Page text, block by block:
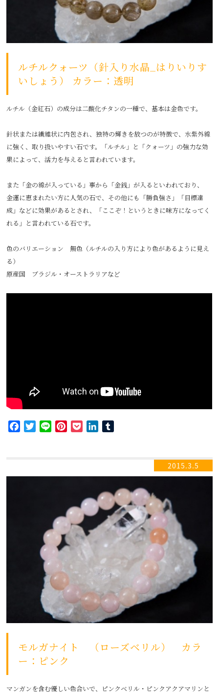
ルチルクォーツ（針入り水晶_はりいりす
いしょう） カラー：透明
ルチル（金紅石）の成分は二酸化チタンの一種で、基本は金色です。
針状または繊維状に内包され、独特の輝きを放つのが特徴で、水紫外線
に強く、取り扱いやすい石です。「ルチル」と「クォーツ」の強力な効
果によって、活力を与えると言われています。
また「金の線が入っている」事から「金銭」が入るといわれており、
金運に恵まれたい方に人気の石で、その他にも「勝負強さ」「目標達
成」などに効果があるとされ、「ここぞ！というときに味方になってく
れる」と言われている石です。
色のバリエーション 無色（ルチルの入り方により色があるように見え
る）
原産国 ブラジル・オーストラリアなど
FacebookTwitterLine PinterestPocketLinkedIn
2015.3.5
モルガナイト （ローズベリル） カラ
ー：ピンク
マンガンを含む優しい色合いで、ピンクベリル・ピンクアクアマリンと